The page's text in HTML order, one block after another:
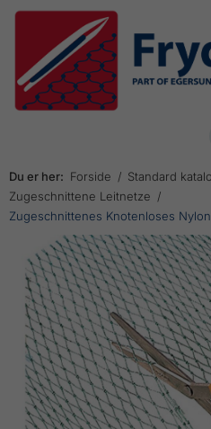
Du er her: Forside Standard
Zugeschnittene Leitnetze
Zugeschnittenes Knotenloses